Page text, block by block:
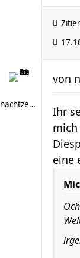
nachtzeche
von
Ihr
eine